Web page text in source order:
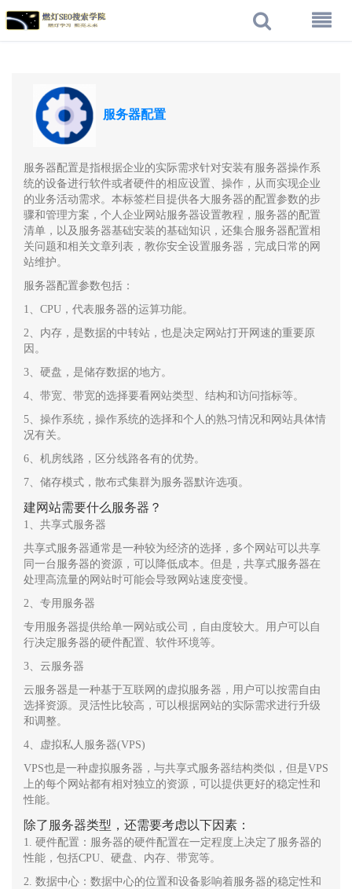
服务器配置
服务器配置是指根据企业的实际需求针对安装有服务器操作系
统的设备进行软件或者硬件的相应设置、操作，从而实现企业
的业务活动需求。本标签栏目提供各大服务器的配置参数的步
骤和管理方案，个人企业网站服务器设置教程，服务器的配置
清单，以及服务器基础安装的基础知识，还集合服务器配置相
关问题和相关文章列表，教你安全设置服务器，完成日常的网
站维护。
服务器配置参数包括：
1、CPU，代表服务器的运算功能。
2、内存，是数据的中转站，也是决定网站打开网速的重要原
因。
3、硬盘，是储存数据的地方。
4、带宽、带宽的选择要看网站类型、结构和访问指标等。
5、操作系统，操作系统的选择和个人的熟习情况和网站具体情
况有关。
6、机房线路，区分线路各有的优势。
7、储存模式，散布式集群为服务器默许选项。
建网站需要什么服务器？
1、共享式服务器
共享式服务器通常是一种较为经济的选择，多个网站可以共享
同一台服务器的资源，可以降低成本。但是，共享式服务器在
处理高流量的网站时可能会导致网站速度变慢。
2、专用服务器
专用服务器提供给单一网站或公司，自由度较大。用户可以自
行决定服务器的硬件配置、软件环境等。
3、云服务器
云服务器是一种基于互联网的虚拟服务器，用户可以按需自由
选择资源。灵活性比较高，可以根据网站的实际需求进行升级
和调整。
4、虚拟私人服务器(VPS)
VPS也是一种虚拟服务器，与共享式服务器结构类似，但是VPS
上的每个网站都有相对独立的资源，可以提供更好的稳定性和
性能。
除了服务器类型，还需要考虑以下因素：
1. 硬件配置：服务器的硬件配置在一定程度上决定了服务器的
性能，包括CPU、硬盘、内存、带宽等。
2. 数据中心：数据中心的位置和设备影响着服务器的稳定性和